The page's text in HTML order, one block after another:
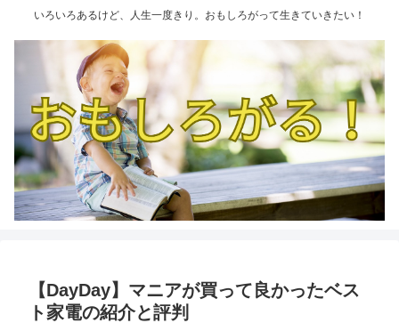
いろいろあるけど、人生一度きり。おもしろがって生きていきたい！
【DayDay】マニアが買って良かったベス
ト家電の紹介と評判